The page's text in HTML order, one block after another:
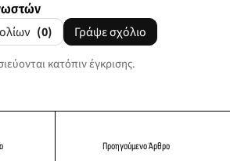
(0) Γράψε σχόλιο
κατόπιν έγκρισης.
Προηγούμενο Άρθρο